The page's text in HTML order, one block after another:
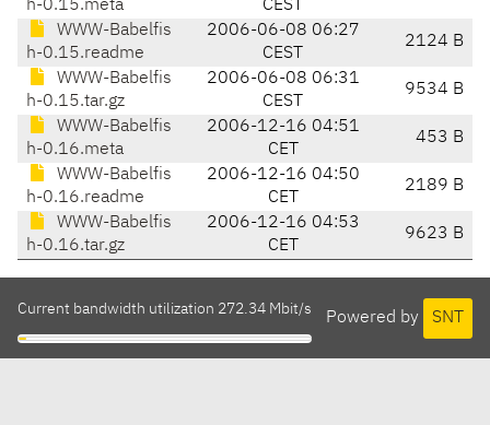
h-0.15.meta
CEST
WWW-Babelfis
h-0.15.readme
2006-06-08 06:27
CEST
2124 B
WWW-Babelfis
h-0.15.tar.gz
2006-06-08 06:31
CEST
9534 B
WWW-Babelfis
h-0.16.meta
2006-12-16 04:51
CET
453 B
WWW-Babelfis
h-0.16.readme
2006-12-16 04:50
CET
2189 B
WWW-Babelfis
h-0.16.tar.gz
2006-12-16 04:53
CET
9623 B
Powered by SNT
Current bandwidth utilization 272.34 Mbit/s